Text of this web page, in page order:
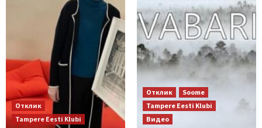
Отклик
Tampere Eesti Klubi
Отклик
Soome
Tampere Eesti Klubi
Видео